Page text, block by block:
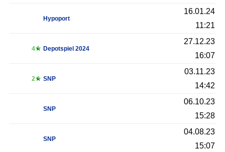
Hypoport
16.01.24
11:21
4 Depotspiel 2024
27.12.23
16:07
2 SNP
03.11.23
14:42
SNP
06.10.23
15:28
SNP
04.08.23
15:07